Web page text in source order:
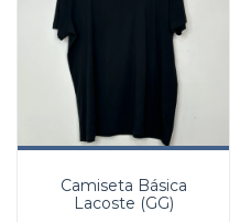
Camiseta Básica
Lacoste (GG)